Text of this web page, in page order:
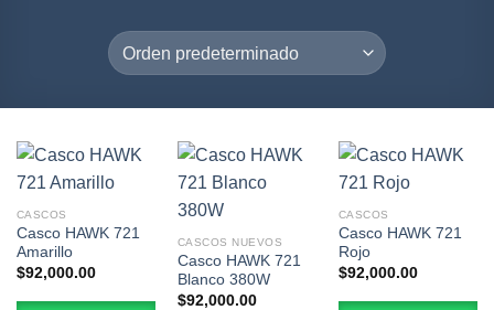
CASCOS
Casco HAWK 721
Amarillo
$92,000.00
CASCOS NUEVOS
Casco HAWK 721
Blanco 380W
$92,000.00
CASCOS
Casco HAWK 721
Rojo
$92,000.00